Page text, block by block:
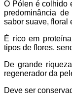
O Pólen é colhido
predominância
sabor suave, floral
É rico em
tipos de flores,
De grande
regenerador da
Deve ser